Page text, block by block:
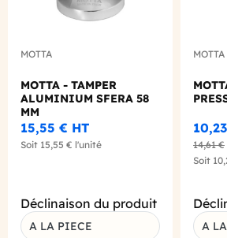
MOTTA
MOTTA - TAMPER
ALUMINIUM SFERA 58
MM
15,55 € HT
Soit 15,55 € l'unité
Déclinaison du produit
A LA PIECE
MOTTA
14,61 €
Soit
A